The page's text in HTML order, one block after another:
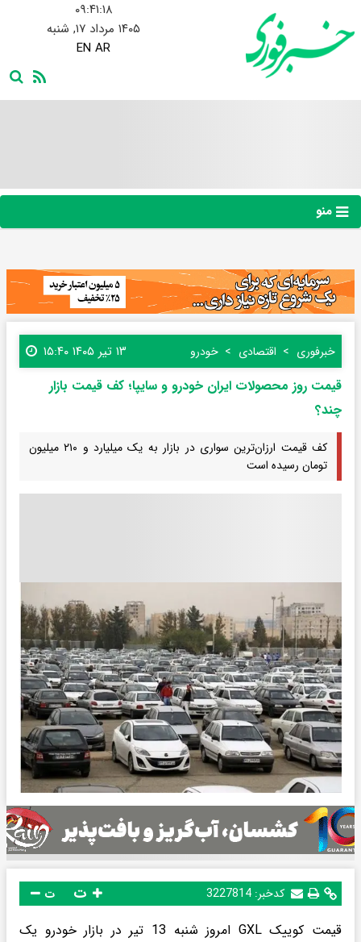
۰۹:۴۱:۱۹
۱۴۰۵ مرداد ۱۷, شنبه
EN AR
منو
خبرفوری اقتصادی خودرو ۱۳ تیر ۱۴۰۵ ۱۵:۴۰
قیمت روز محصولات ایران خودرو و سایپا؛ کف قیمت بازار
چند؟
کف قیمت ارزان‌ترین سواری در بازار به یک میلیارد و ۲۱۰ میلیون
تومان رسیده است
کدخبر: 3227814 ت
قیمت کوییک GXL امروز شنبه 13 تیر در بازار خودرو یک